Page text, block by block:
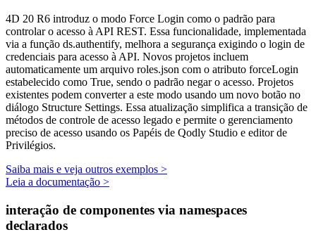
4D 20 R6 introduz o modo Force Login como o padrão para
controlar o acesso à API REST. Essa funcionalidade, implementada
via a função ds.authentify, melhora a segurança exigindo o login de
credenciais para acesso à API. Novos projetos incluem
automaticamente um arquivo roles.json com o atributo forceLogin
estabelecido como True, sendo o padrão negar o acesso. Projetos
existentes podem converter a este modo usando um novo botão no
diálogo Structure Settings. Essa atualização simplifica a transição de
métodos de controle de acesso legado e permite o gerenciamento
preciso de acesso usando os Papéis de Qodly Studio e editor de
Privilégios.
Saiba mais e veja outros exemplos >
Leia a documentação >
interação de componentes via namespaces
declarados